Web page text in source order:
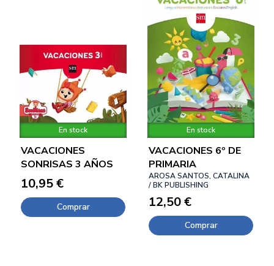
En stock
VACACIONES
SONRISAS 3 AÑOS
10,95 €
Comprar
En stock
VACACIONES 6º DE
PRIMARIA
AROSA SANTOS, CATALINA
/ BK PUBLISHING
12,50 €
Comprar